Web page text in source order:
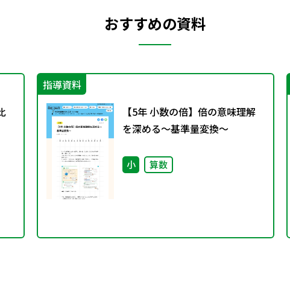
おすすめの資料
指導資料
【5年 小数の倍】倍の意味理解
を深める～基準量変換～
小 算数